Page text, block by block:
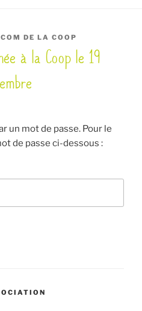
COM DE LA COOP
à la Coop le 19
un mot de passe. Pour le
de passe ci-dessous :